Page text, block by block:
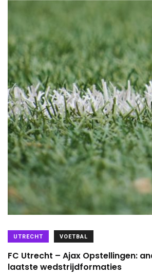
UTRECHT VOETBAL
FC Utrecht – Ajax Opstellingen:
laatste wedstrijdformaties